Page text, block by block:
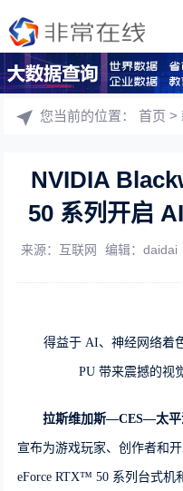
您当前的位置：首页 >
NVIDIA
50 系列开启
来源：互联网 编辑：daidai
得益于 AI、神经网络着
PU 带来震撼的视
拉斯维加斯—CES—太
宣布为游戏玩家、创作者和
eForce RTX™ 50 系列台式机